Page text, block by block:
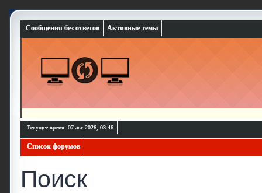
Сообщения без ответов Активные темы
Текущее время: 07 авг 2026, 03:46
Список форумов
Поиск